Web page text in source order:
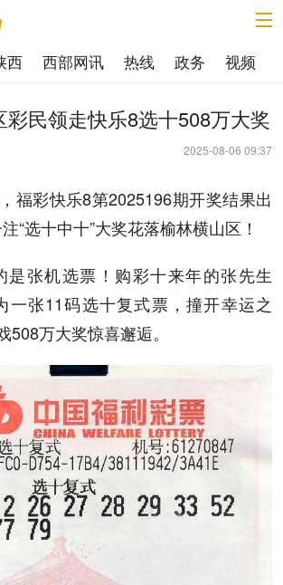
西 西部网讯 热线 政务 视频
民领走快乐8选十508万大奖
2025-08-06 09:37
福彩快乐8第2025196期开奖结果出
“选十中十”大奖花落榆林横山区！
是张机选票！购彩十来年的张先生
一张11码选十复式票，撞开幸运之
508万大奖惊喜邂逅。